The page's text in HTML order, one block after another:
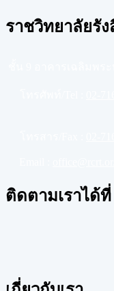
ราชวิทยาลัยรั
ติดตามเราได้ที่